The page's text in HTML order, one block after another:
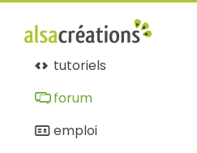
tutoriels
forum
emploi